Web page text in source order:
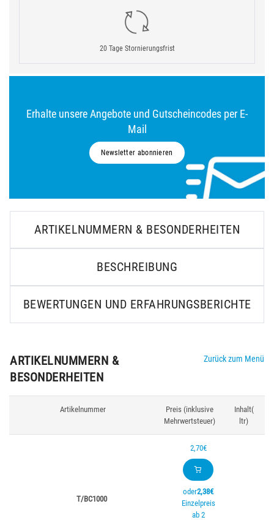
20 Tage Stornierungsfrist
Erhalte unsere Angebote und Gutscheincodes per E-
Mail
Newsletter abonnieren
ARTIKELNUMMERN & BESONDERHEITEN
BESCHREIBUNG
BEWERTUNGEN UND ERFAHRUNGSBERICHTE
ARTIKELNUMMERN &
BESONDERHEITEN
Zurück zum Menü
Artikelnummer
Preis (inklusive
Mehrwertsteuer)
Inhalt(
ltr)
T/BC1000
2,70€
oder2,38€
Einzelpreis
ab 2